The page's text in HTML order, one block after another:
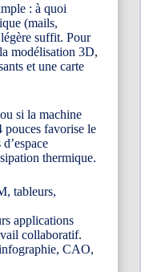
: à quoi
(mails,
suffit. Pour
modélisation 3D,
et une carte
si la machine
pouces favorise le
thermique.
tableurs,
applications
collaboratif.
CAO,